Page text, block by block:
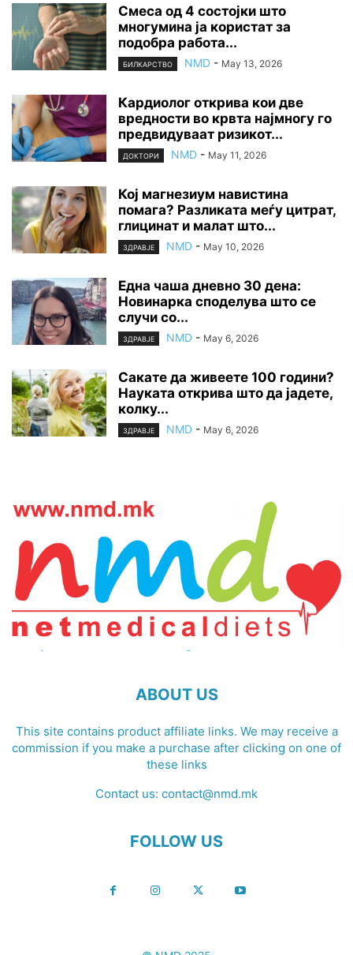
Смеса од 4 состојки што
многумина ја користат за
подобра работа...
БИЛКАРСТВО NMD - May 13, 2026
Кардиолог открива кои две
вредности во крвта најмногу го
предвидуваат ризикот...
ДОКТОРИ NMD - May 11, 2026
Кој магнезиум навистина
помага? Разликата меѓу цитрат,
глицинат и малат што...
ЗДРАВЈЕ NMD - May 10, 2026
Една чаша дневно 30 дена:
Новинарка споделува што се
случи со...
ЗДРАВЈЕ NMD - May 6, 2026
Сакате да живеете 100 години?
Науката открива што да јадете,
колку...
ЗДРАВЈЕ NMD - May 6, 2026
ABOUT US
This site contains product affiliate links. We may receive a
commission if you make a purchase after clicking on one of
these links
Contact us: contact@nmd.mk
FOLLOW US